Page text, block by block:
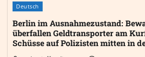
Deutsch
Berlin im Ausnahmezustand:
überfallen Geldtransporter am
Schüsse auf Polizisten mitten in